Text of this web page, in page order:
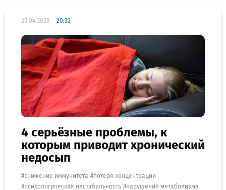
25.04.2023 20:32
4 серьёзные проблемы, к
которым приводит хронический
недосып
снижение иммунитета
потеря концентрации
психологическая нестабильность
нарушение метаболизма